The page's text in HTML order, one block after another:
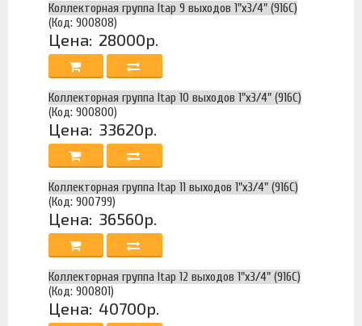
Коллекторная группа Itap 9 выходов 1"х3/4" (916C)
(Код: 900808)
Цена: 28000р.
Коллекторная группа Itap 10 выходов 1"х3/4" (916C)
(Код: 900800)
Цена: 33620р.
Коллекторная группа Itap 11 выходов 1"х3/4" (916C)
(Код: 900799)
Цена: 36560р.
Коллекторная группа Itap 12 выходов 1"х3/4" (916C)
(Код: 900801)
Цена: 40700р.